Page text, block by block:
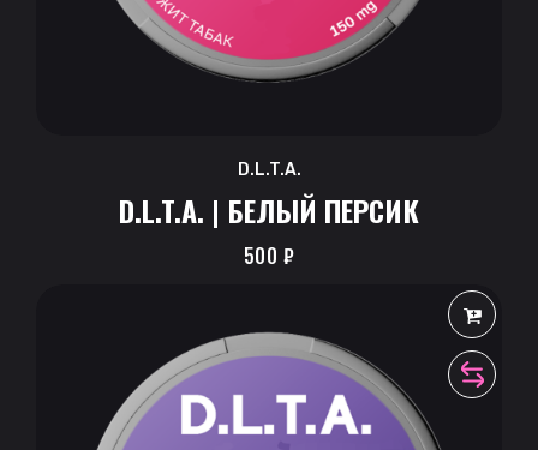
D.L.T.A.
D.L.T.A. | БЕЛЫЙ ПЕРСИК
500 ₽